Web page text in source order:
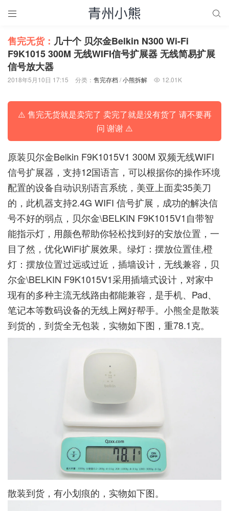
 
售完无货： 几十个 贝尔金Belkin N300 Wi-Fi
F9K1015 300M 无线WIFI信号扩展器 无线简易扩展
信号放大器
2018年5月10日 17:15 分类： 售完存档/小熊拆解  12.01K
⚠️ 售完无货就是卖完了 卖完了就是没有货了 请不要再
问 谢谢 ⚠️
原装贝尔金Belkin F9K1015V1 300M 双频无线WIFI
信号扩展器，支持12国语言，可以根据你的操作环境
配置的设备自动识别语言系统，美亚上面卖35美刀
的，此机器支持2.4G WIFI 信号扩展，成功的解决信
号不好的弱点，贝尔金\BELKIN F9K1015V1自带智
能指示灯，用颜色帮助你轻松找到好的安放位置，一
目了然，优化WiFi扩展效果。绿灯：摆放位置佳,橙
灯：摆放位置过远或过近，插墙设计，无线兼容，贝
尔金\BELKIN F9K1015V1采用插墙式设计，对家中
现有的多种主流无线路由都能兼容，是手机、Pad、
笔记本等数码设备的无线上网好帮手。小熊全是散装
到货的，到货全无包装，实物如下图，重78.1克。
散装到货，有小划痕的，实物如下图。